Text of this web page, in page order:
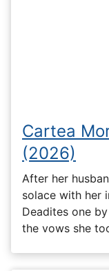
Cartea
(2026)
After her
solace with her
Deadites one
the vows she